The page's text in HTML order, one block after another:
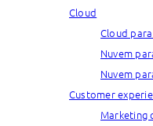
Cloud
Cloud
Nuvem
Nuvem
Customer
Marketing